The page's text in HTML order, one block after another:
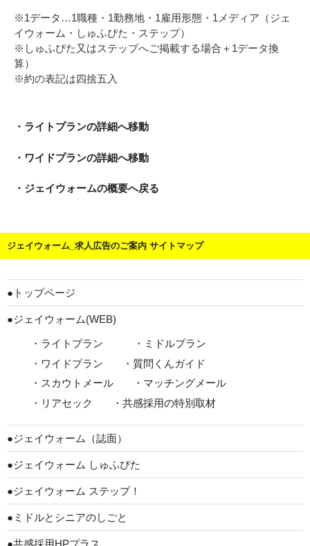
※1データ…1職種・1勤務地・1雇用形態・1メディア（ジェ
イウォーム・しゅふぴた・ステップ）
※しゅふぴた又はステップへご掲載する場合＋1データ換
算）
※約の表記は四捨五入
・ライトプランの詳細へ移動
・ワイドプランの詳細へ移動
・ジェイウォームの概要へ戻る
ジェイウォーム_求人広告のご案内 サイトマップ
●トップページ
●ジェイウォーム(WEB)
・ライトプラン
・ミドルプラン
・ワイドプラン
・質問くんガイド
・スカウトメール
・マッチングメール
・リアセック
・共感採用の特別取材
●ジェイウォーム（誌面）
●ジェイウォーム しゅふぴた
●ジェイウォーム ステップ！
●ミドルとシニアのしごと
●共感採用HPプラス